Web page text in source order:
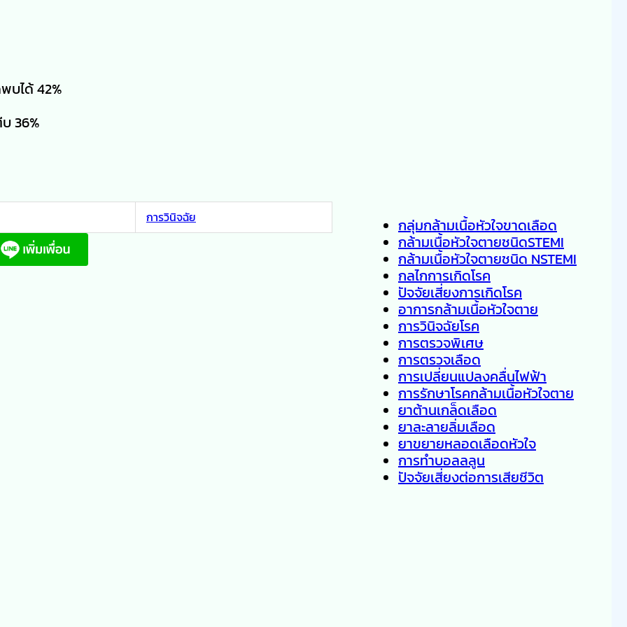
บได้ 42%
36%
การวินิจฉัย
กลุ่มกล้ามเนื้อหัวใจขาดเลือด
กล้ามเนื้อหัวใจตายชนิดSTEMI
กล้ามเนื้อหัวใจตายชนิด NSTEMI
กลไกการเกิดโรค
ปัจจัยเสี่ยงการเกิดโรค
อาการกล้ามเนื้อหัวใจตาย
การวินิจฉัยโรค
การตรวจพิเศษ
การตรวจเลือด
การเปลี่ยนแปลงคลื่นไฟฟ้า
การรักษาโรคกล้ามเนื้อหัวใจตาย
ยาต้านเกล็ดเลือด
ยาละลายลิ่มเลือด
ยาขยายหลอดเลือดหัวใจ
การทำบอลลลูน
ปัจจัยเสี่ยงต่อการเสียชีวิต